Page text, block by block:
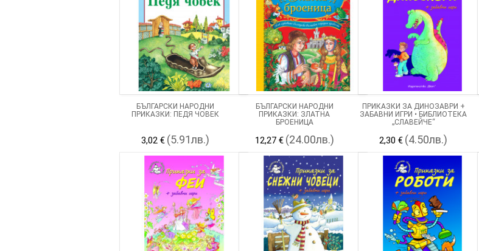
БЪЛГАРСКИ НАРОДНИ
ПРИКАЗКИ: ПЕДЯ ЧОВЕК
3,02 € (5.91лв.)
БЪЛГАРСКИ НАРОДНИ
ПРИКАЗКИ: ЗЛАТНА
БРОЕНИЦА
12,27 € (24.00лв.)
ПРИКАЗКИ ЗА ДИНОЗАВРИ +
ЗАБАВНИ ИГРИ • БИБЛИОТЕКА
„СЛАВЕЙЧЕ“
2,30 € (4.50лв.)